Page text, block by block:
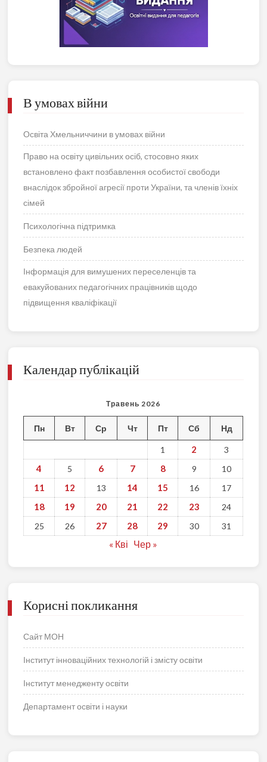
В умовах війни
Освіта Хмельниччини в умовах війни
Право на освіту цивільних осіб, стосовно яких
встановлено факт позбавлення особистої свободи
внаслідок збройної агресії проти України, та членів їхніх
сімей
Психологічна підтримка
Безпека людей
Інформація для вимушених переселенців та
евакуйованих педагогічних працівників щодо
підвищення кваліфікації
Календар публікацій
Травень 2026
Пн Вт Ср Чт Пт Сб Нд
1 2 3
4 5 6 7 8 9 10
11 12 13 14 15 16 17
18 19 20 21 22 23
24
25
26 27 28 29 30 31
« Кві Чер »
Корисні покликання
Сайт МОН
Інститут інноваційних технологій і змісту освіти
Інститут менедженту освіти
Департамент освіти і науки